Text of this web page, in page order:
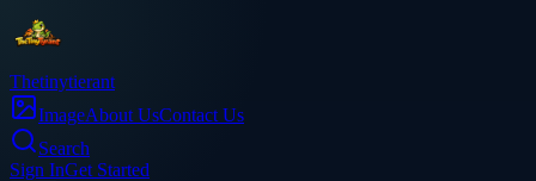
Thetinytierant
ImageAbout UsContact Us
Search
Sign InGet Started